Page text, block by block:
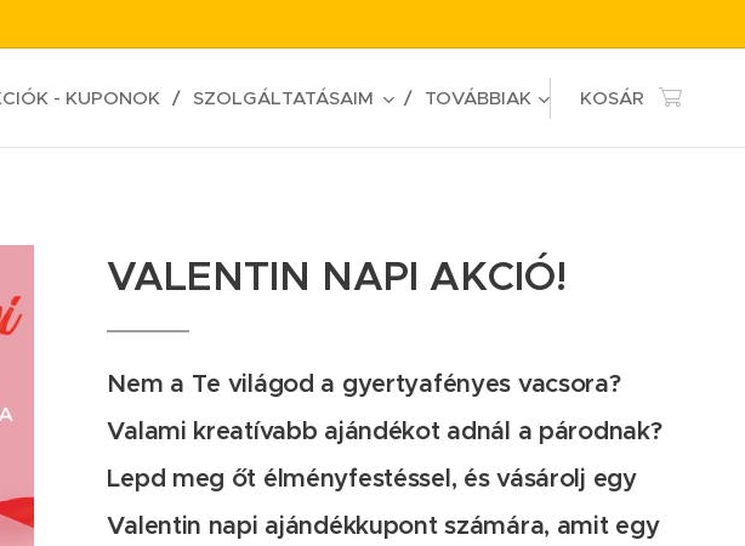
- KUPONOK SZOLGÁLTATÁSAIM TOVÁBBIAK KOSÁR
VALENTIN NAPI AKCIÓ!
Nem a Te világod a gyertyafényes vacsora?
Valami kreatívabb ajándékot adnál a párodnak?
Lepd meg őt élményfestéssel, és vásárolj egy
Valentin napi ajándékkupont számára, amit egy